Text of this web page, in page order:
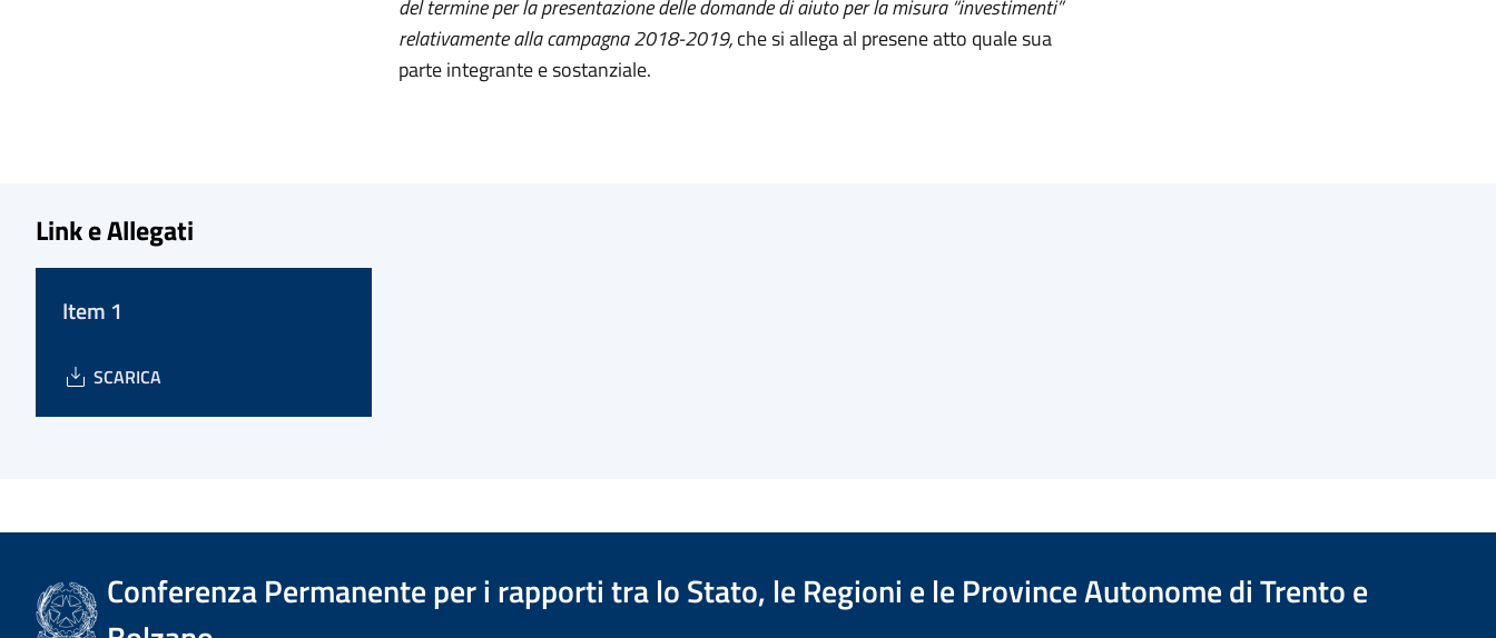
del termine per la presentazione delle domande di aiuto per la misura “investimenti”
relativamente alla campagna 2018-2019,che si allega al presene atto quale sua
parte integrante e sostanziale.
Link e Allegati
Item 1
SCARICA
Conferenza Permanente per i rapporti tra lo Stato, le Regioni e le Province Autonome di Trento e